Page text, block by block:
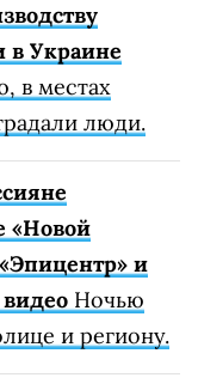
в Украине
в местах
люди.
«Новой
и
Ночью
и региону.